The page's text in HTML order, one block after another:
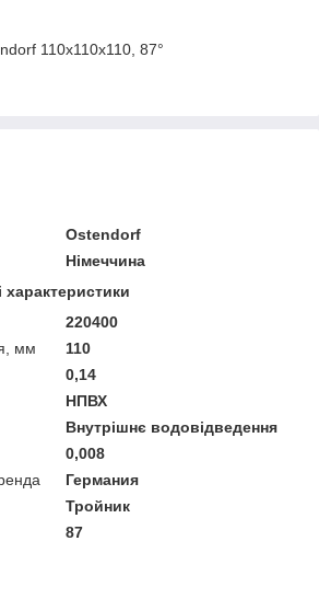
110х110х110, 87°
Ostendorf
Німеччина
220400
мм
110
0,14
НПВХ
Внутрішнє водовідведення
0,008
Германия
Тройник
87